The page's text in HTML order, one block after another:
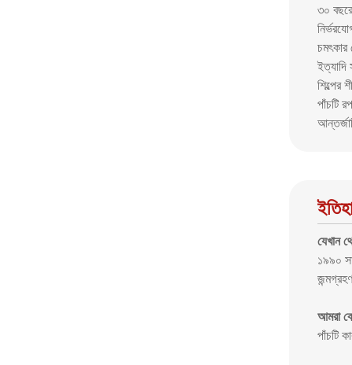
৩০
চমৎকার
ইত্যাদি
শিল্পের
পাঁচটি
যেখান
১৯৯০
আমরা
পাঁচটি